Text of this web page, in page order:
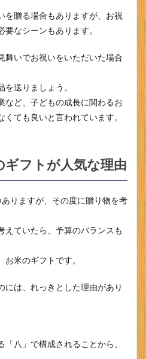
を贈る場合もありますが、お祝
なシーンもあります。
舞いでお祝いをいただいた場合
送りましょう。
など、子どもの成長に関わるお
ても良いと言われています。
ギフトが人気な理由
りますが、その度に贈り物を考
えていたら、予算のバランスも
米のギフトです。
には、れっきとした理由があり
「八」で構成されることから、